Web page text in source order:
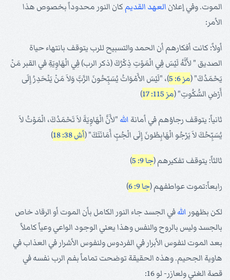
الموت. وفي إعلان العهد القديمكان النور محدوداً بخصوص هذا
الأمر:
أولاً: كانت أفكارهم أن الحمد والتسبيح للرب يتوقف بانتهاء حياة
الصديق " لأَنَّهُ لَيْسَ فِي الْمَوْتِ ذِكْرُكَ (ذكر الرب) فِي الْهَاوِيَةِ في القبر مَنْ
يَحْمَدُكَ" (مز 6: 5
)، "لَيْسَ الأَمْوَاتُ يُسَبِّحُونَ الرَّبَّ وَلاَ مَنْ يَنْحَدِرُ إِلَى
أَرْضِ السُّكُوتِ" (مز 115: 17 )
ثانياً: يتوقف رجاؤهم في أمانة الله "لأَنَّ الْهَاوِيَةَ لاَ تَحْمَدُكَ، الْمَوْتُ لاَ
يُسَبِّحُكَ لاَ يَرْجُو الْهَابِطُونَ إِلَى الْجُبِّ أَمَانَتَكَ" (أش 38: 18 )
ثالثاً: يتوقف تفكيرهم (جا 9: 5 )
رابعاً:تموت عواطفهم (جا 9: 6 )
لكن بظهور اللهفي الجسد جاء النور الكامل بأن الموت أو الرقاد خاص
بالجسد وليس بالروح والنفس وهذا يعني الوجود الواعي وعياً كاملاً
بعد الموت لنفوس الأبرار في الفردوس ولنفوس الأشرار في العذاب في
هاوية الجحيم. وهذه الحقيقة توضحت تماماً بفم الرب نفسه في
قصة الغني ولعازر- لو 16: